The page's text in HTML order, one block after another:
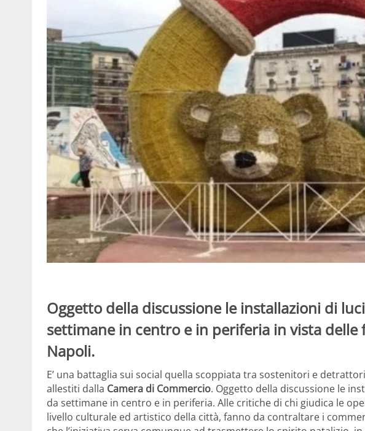
Oggetto della discussione le installazioni di
settimane in centro e in periferia in vista delle
Napoli.
E’ una battaglia sui social quella scoppiata tra sostenitori e
allestiti dalla Camera di Commercio. Oggetto della discussione le
da settimane in centro e in periferia. Alle critiche di chi giudica le
livello culturale ed artistico della città, fanno da contraltare i